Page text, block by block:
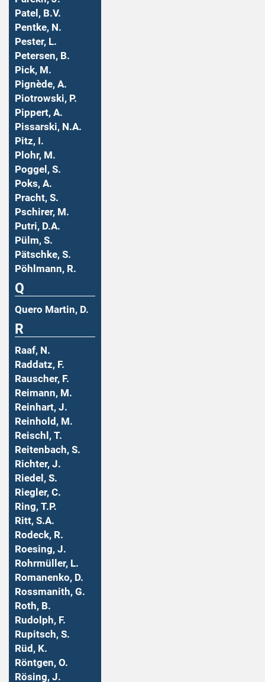
Patel, B.V.
Pentke, N.
Pester, L.
Petersen, B.
Pick, M.
Pignède, A.
Piotrowski, P.
Pippert, A.
Pissarski, N.A.
Pitz, I.
Plohr, M.
Poggel, S.
Poks, A.
Pracht, S.
Pschirer, M.
Putri, D.A.
Pülm, S.
Pätschke, S.
Pöhlmann, R.
Q
Quero Martin, D.
R
Raaf, N.
Raddatz, F.
Rauscher, F.
Reimann, M.
Reinhart, J.
Reinhold, M.
Reischl, T.
Reitenbach, S.
Richter, J.
Riedel, S.
Riegler, C.
Ring, T.P.
Ritt, S.A.
Rodeck, R.
Roesing, J.
Rohrmüller, L.
Romanenko, D.
Rossmanith, G.
Roth, B.
Rudolph, F.
Rupitsch, S.
Rüd, K.
Röntgen, O.
Rösing, J.